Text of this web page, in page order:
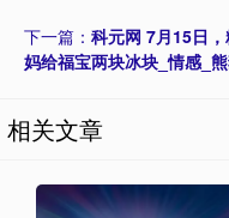
下一篇： 科元网 7月15日
妈给福宝两块冰块_情感_
相关文章